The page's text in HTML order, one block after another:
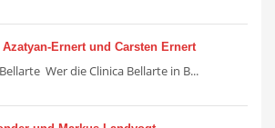
Ernert und Carsten Ernert
Wer die Clinica Bellarte in B...